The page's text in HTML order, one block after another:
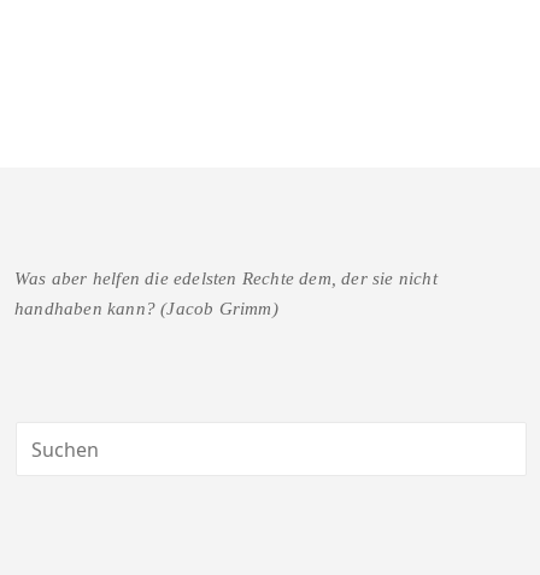
Was aber helfen die edelsten Rechte dem, der sie nicht
handhaben kann? (Jacob Grimm)